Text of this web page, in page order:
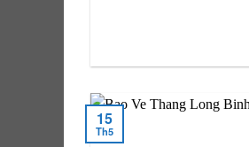
15
Th5